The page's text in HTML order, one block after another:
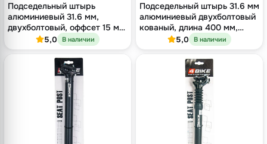
Подседельный штырь
алюминиевый 31.6 мм,
двухболтовый, оффсет 15 мм,
длина 400 мм
5,0 В наличии
Подседельный штырь 31.6 мм
алюминиевый двухболтовый
кованый, длина 400 мм,
оффсет 9 мм, чёрный
5,0 В наличии